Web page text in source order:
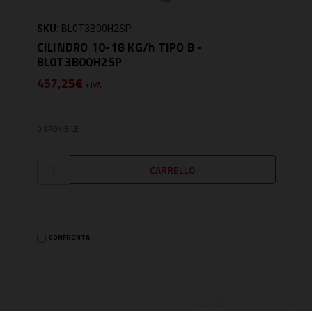
SKU: BL0T3B00H2SP
CILINDRO 10-18 KG/h TIPO B -
BL0T3B00H2SP
457,25€ + IVA
DISPONIBILE
CONFRONTA